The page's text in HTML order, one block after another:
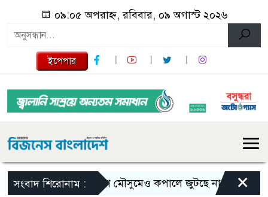
০৯:০৫ অপরাহ্ন, রবিবার, ০৯ অগাস্ট ২০২৬
ইপেপার
সংবাদ শিরোনাম :ভরা মৌসুমেও কপালে জুটছে না ইলিশ, দাম বেশ
×